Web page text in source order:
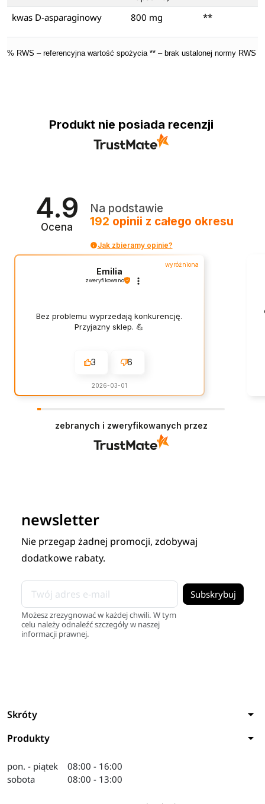
kwas D-asparaginowy 800 mg **
% RWS – referencyjna wartość spożycia ** – brak ustalonej normy RWS
Produkt nie posiada recenzji
4.9
Ocena
Na podstawie
192 opinii z całego okresu
Jak zbieramy opinie?
wyróżniona
Emilia
zweryfikowano
Bez problemu wyprzedają konkurencję.
Przyjazny sklep. 💪
3 6
2026-03-01
zebranych i zweryfikowanych przez
newsletter
Nie przegap żadnej promocji, zdobywaj
dodatkowe rabaty.
Możesz zrezygnować w każdej chwili. W tym
celu należy odnaleźć szczegóły w naszej
informacji prawnej.
Skróty arrow_drop_down
Produkty arrow_drop_down
pon. - piątek
sobota
08:00 - 16:00
08:00 - 13:00